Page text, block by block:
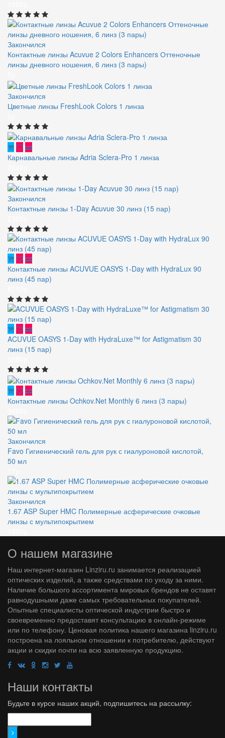
Закончился
Контактные линзы Acuvue 2 Colors Enhancers Оттеночные
линзы дневного ношения, 6 линз (3 пары)
Закончился
Цветные линзы FreshLook Colors 1 линза
Карнавальные линзы Adria Sclera-Pro 1 линза
Закончился
Контактные линзы 1-Day Acuvue 30 линз (15 пар)
Контактные линзы ACUVUE OASYS 1-Day with HydraLux 90
линз (45 пар)
ACUVUE OASYS 1-Day with HydraLuxe™ for Astigmatism 30
линз (15 пар)
Контактные линзы Ochkov.Net Monthly 6 линз (3 пары)
Закончился
Favo Гигиенический гель для рук с гиалуроновой кислотой,
50 мл
Закончился
1.67 ASP Super HMC Полимерные асферические очковые
линзы с мультипокрытием
О нашем магазине
Наш интернет-магазин Linziru.ru занимается реализацией
оптических изделий, а также средствами по уходу за ними.
Наличие большого ассортимента мировых брендов не оставят
равнодушными даже самых требовательных покупателей.
Опытные специалисты оптической индустрии быстро и
своевременно предоставят консультацию в онлайн-режиме
или по телефону. Ценовая политика нашего магазина linziru.ru
построена на лояльном отношении к потребителю, действуют
акции и скидки почти на всю заявленную продукцию.
Наши контакты
Будьте в курсе наших акций, подпишитесь на рассылку: